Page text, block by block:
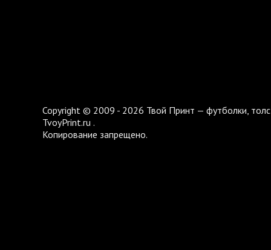
Copyright © 2009 - 2026 Твой Принт — футболки,
TvoyPrint.ru .
Копирование запрещено.